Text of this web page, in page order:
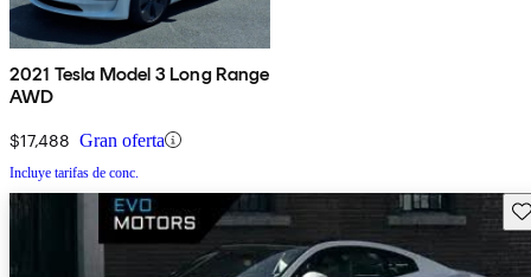
2021 Tesla Model 3 Long Range
AWD
$17,488 Gran oferta
Incluye tarifas de conc.